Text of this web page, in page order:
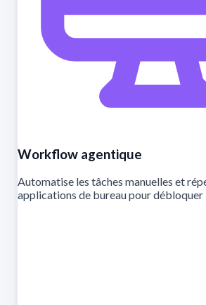
Workflow agentique
Automatise les tâches manuelles et
applications de bureau pour